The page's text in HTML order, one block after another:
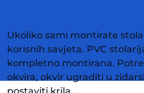
Ukoliko sami montirate
korisnih savjeta. PVC
kompletno montirana.
okvira, okvir ugraditi u